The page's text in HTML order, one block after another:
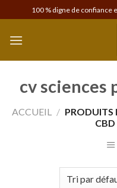
to
content
100 % digne de confiance
cv sciences
ACCUEIL / PRODUITS
CBD